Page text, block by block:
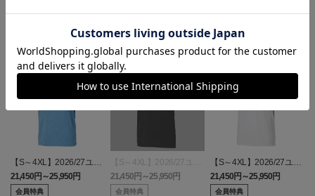
【S～4XL】2026/27ユニ
フォーム オーセンティッ
クモデル:FP1st
21,450円～25,950円
会員特典
【S～4XL】2026/27ユニ
フォーム オーセンティッ
クモデル:GK
21,450円～25,950円
会員特典
【S～4XL】2026/27ユニ
フォーム オーセンティッ
クモデル:FP2nd
21,450円～25,950円
会員特典